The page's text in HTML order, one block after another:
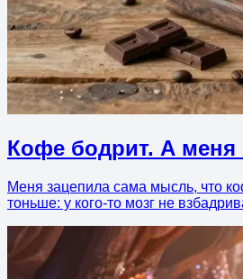
Кофе бодрит. А меня
Меня зацепила сама мысль, что
тоньше: у кого-то мозг не